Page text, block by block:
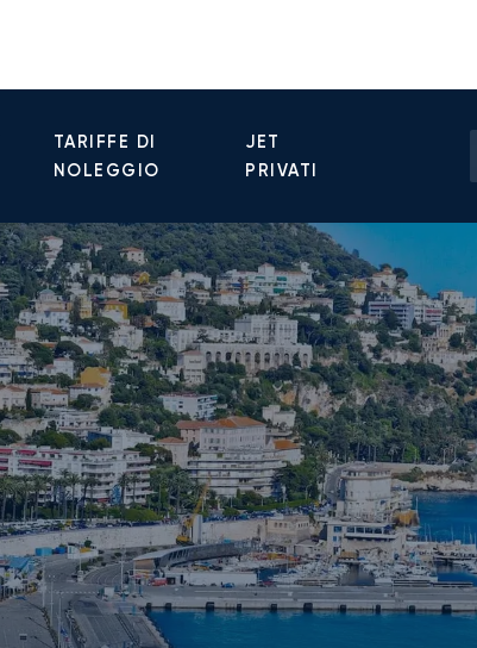
TARIFFE DI
NOLEGGIO
JET
PRIVATI